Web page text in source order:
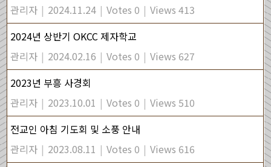
관리자 | 2024.11.24 | Votes 0 | Views 413
2024년 상반기 OKCC 제자학교
관리자 | 2024.02.16 | Votes 0 | Views 627
2023년 부흥 사경회
관리자 | 2023.10.01 | Votes 0 | Views 510
전교인 아침 기도회 및 소풍 안내
관리자 | 2023.08.11 | Votes 0 | Views 616